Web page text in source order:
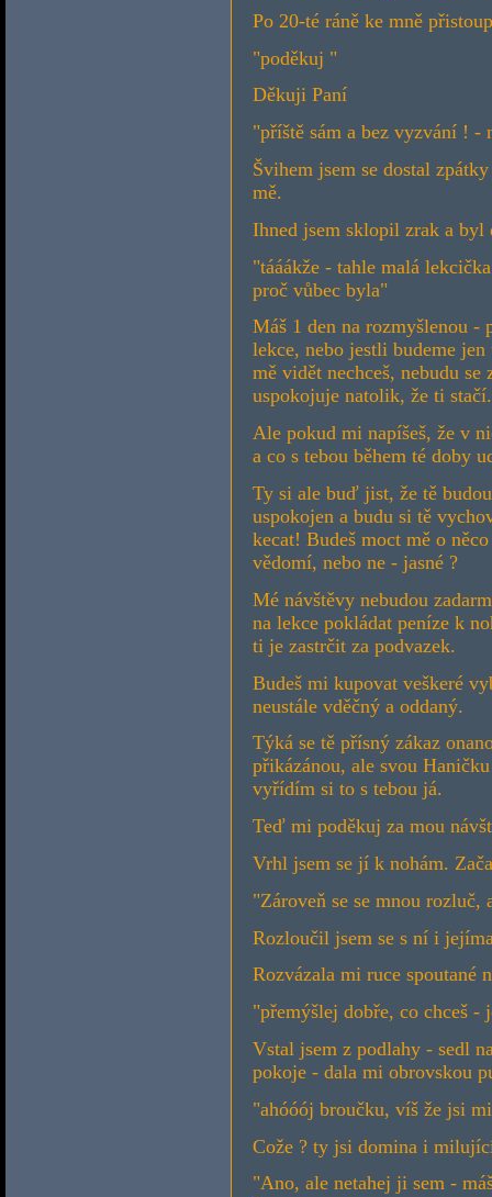
Po 20-té ráně ke mně
"poděkuj "
Děkuji Paní
"příště sám a bez vyzvání ! -
Švihem jsem se dostal
mě.
Ihned jsem sklopil zrak a byl
"tááákže - tahle malá
proč vůbec byla"
Máš 1 den na rozmyšlenou -
lekce, nebo jestli budeme
mě vidět nechceš, nebudu
uspokojuje natolik, že ti stačí.
Ale pokud mi napíšeš, že v
a co s tebou během té doby
Ty si ale buď jist, že tě
uspokojen a budu si tě
kecat! Budeš moct mě o
vědomí, nebo ne - jasné ?
Mé návštěvy nebudou
na lekce pokládat peníze k
ti je zastrčit za podvazek.
Budeš mi kupovat veškeré
neustále vděčný a oddaný.
Týká se tě přísný zákaz
přikázánou, ale svou
vyřídím si to s tebou já.
Teď mi poděkuj za mou
Vrhl jsem se jí k nohám.
"Zároveň se se mnou
Rozloučil jsem se s ní i
Rozvázala mi ruce spoutané
"přemýšlej dobře, co chceš
Vstal jsem z podlahy - sedl
pokoje - dala mi obrovskou
"ahóóój broučku, víš že jsi
Cože ? ty jsi domina i
"Ano, ale netahej ji sem -